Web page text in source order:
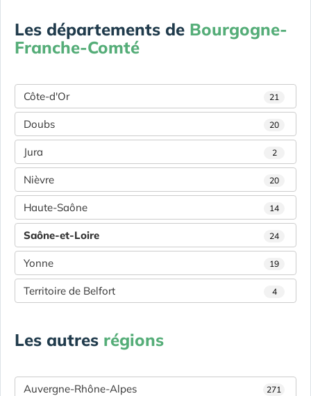
Les départements de Bourgogne-
Franche-Comté
Côte-d'Or 21
Doubs 20
Jura 2
Nièvre 20
Haute-Saône 14
Saône-et-Loire 24
Yonne 19
Territoire de Belfort 4
Les autres régions
Auvergne-Rhône-Alpes 271